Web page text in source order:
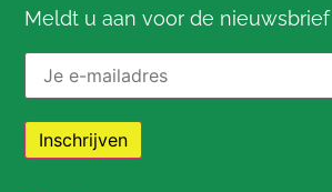
Meldt u aan voor de nieuwsbrief